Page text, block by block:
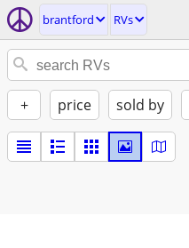
brantford RVs
+ price sold by